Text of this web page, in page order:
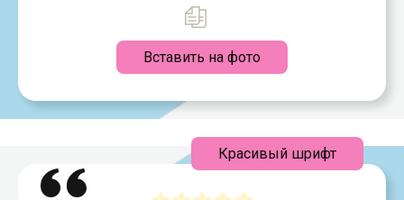
Вставить на фото
Красивый шрифт